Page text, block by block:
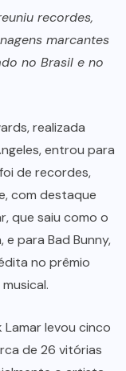
recordes,
marcantes
no Brasil e no
realizada
entrou para
de recordes,
com destaque
que saiu como o
para Bad Bunny,
no prêmio
Lamar levou cinco
de 26 vitórias